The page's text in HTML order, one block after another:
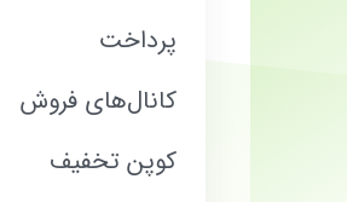
پرداخت
کانال‌های فروش
کوپن تخفیف